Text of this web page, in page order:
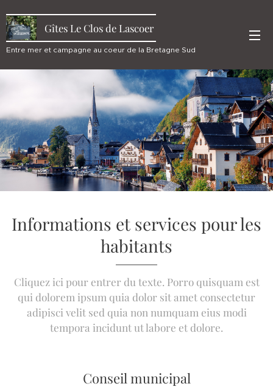
Gîtes Le Clos de Lascoer
Entre mer et campagne au coeur de la Bretagne Sud
Informations et services pour les
habitants
Cliquez ici pour entrer du texte. Porro quisquam est
qui dolorem ipsum quia dolor sit amet consectetur
adipisci velit sed quia non numquam eius modi
tempora incidunt ut labore et dolore.
Conseil municipal